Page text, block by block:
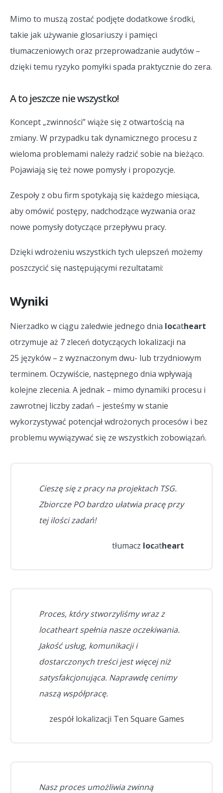
Mimo to muszą zostać podjęte dodatkowe środki,
takie jak używanie glosariuszy i pamięci
tłumaczeniowych oraz przeprowadzanie audytów –
dzięki temu ryzyko pomyłki spada praktycznie do zera.
A to jeszcze nie wszystko!
Koncept „zwinności” wiąże się z otwartością na
zmiany. W przypadku tak dynamicznego procesu z
wieloma problemami należy radzić sobie na bieżąco.
Pojawiają się też nowe pomysły i propozycje.
Zespoły z obu firm spotykają się każdego miesiąca,
aby omówić postępy, nadchodzące wyzwania oraz
nowe pomysły dotyczące przepływu pracy.
Dzięki wdrożeniu wszystkich tych ulepszeń możemy
poszczycić się następującymi rezultatami:
Wyniki
Nierzadko w ciągu zaledwie jednego dnia locatheart
otrzymuje aż 7 zleceń dotyczących lokalizacji na
25 języków – z wyznaczonym dwu- lub trzydniowym
terminem. Oczywiście, następnego dnia wpływają
kolejne zlecenia. A jednak – mimo dynamiki procesu i
zawrotnej liczby zadań – jesteśmy w stanie
wykorzystywać potencjał wdrożonych procesów i bez
problemu wywiązywać się ze wszystkich zobowiązań.
Cieszę się z pracy na projektach TSG.
Zbiorcze PO bardzo ułatwia pracę przy
tej ilości zadań!
tłumacz locatheart
Proces, który stworzyliśmy wraz z
locatheart spełnia nasze oczekiwania.
Jakość usług, komunikacji i
dostarczonych treści jest więcej niż
satysfakcjonująca. Naprawdę cenimy
naszą współpracę.
zespół lokalizacji Ten Square Games
Nasz proces umożliwia zwinną